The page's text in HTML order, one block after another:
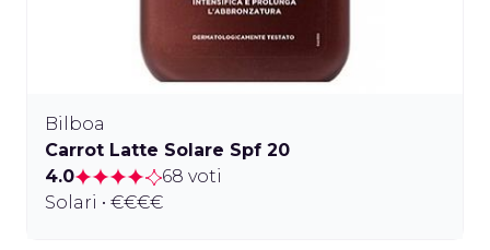
Bilboa
Carrot Latte Solare Spf 20
4.0
68 voti
Solari • €€€€